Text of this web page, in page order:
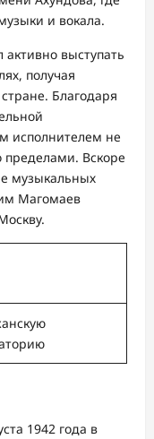
и вокала.
выступать
получая
Благодаря
исполнителем не
пределами. Вскоре
музыкальных
Магомаев
1942 года в